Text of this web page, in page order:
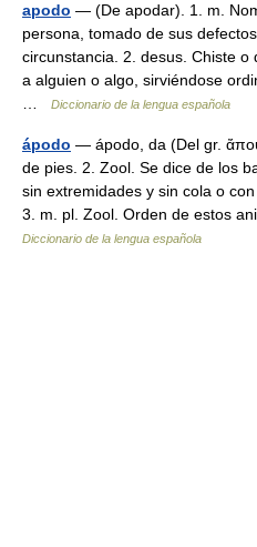
apodo — (De apodar). 1. m.
persona, tomado de sus
circunstancia. 2. desus. Chiste
a alguien o algo, sirviéndose
…
Diccionario de la lengua española
ápodo — ápodo, da (Del gr.
de pies. 2. Zool. Se dice de los
sin extremidades y sin cola o
3. m. pl. Zool. Orden de estos
Diccionario de la lengua española